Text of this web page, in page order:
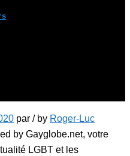
par / by Roger-Luc
by Gayglobe.net, votre
LGBT et les